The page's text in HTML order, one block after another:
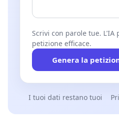
Scrivi con parole tue.
petizione efficace.
Genera la
I tuoi dati restano tuoi